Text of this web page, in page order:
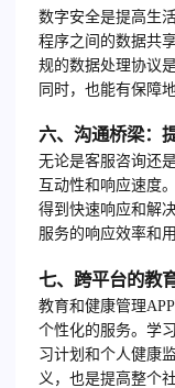
数字安全是提高生
程序之间的数据共
规的数据处理协议
同时，也能有保障
六、沟通桥梁：
无论是客服咨询还
互动性和响应速度
得到快速响应和解
服务的响应效率和
七、跨平台的教
教育和健康管理
个性化的服务。学
习计划和个人健康
义，也是提高整个